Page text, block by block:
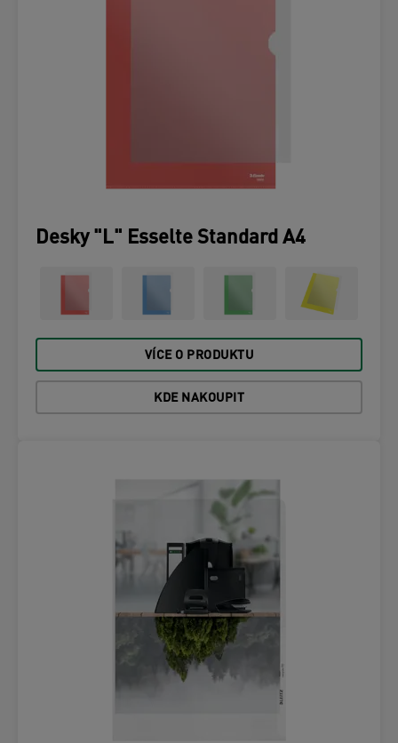
Desky "L" Esselte Standard A4
VÍCE O PRODUKTU
KDE NAKOUPIT